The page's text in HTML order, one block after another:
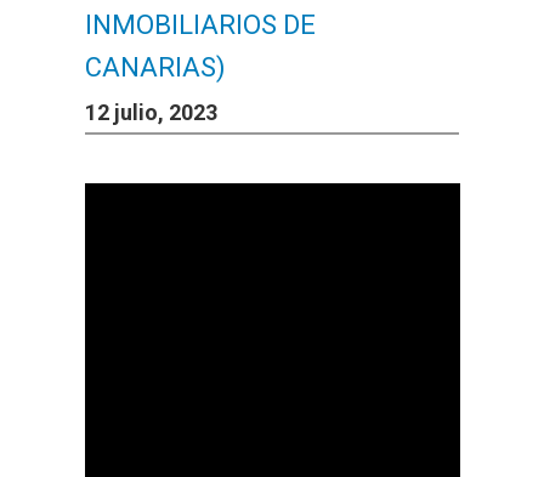
INMOBILIARIOS DE
CANARIAS)
12 julio, 2023